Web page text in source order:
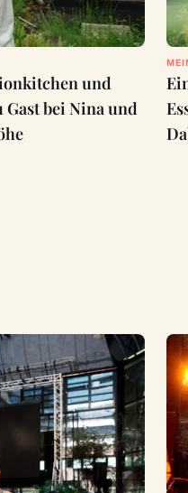
und
Gast bei Nina und